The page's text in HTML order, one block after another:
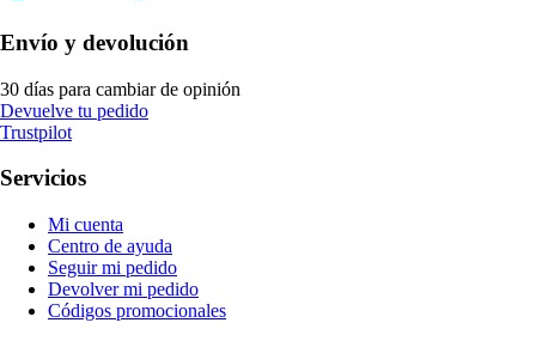
Envío y devolución
30 días para cambiar de opinión
Devuelve tu pedido
Trustpilot
Servicios
Mi cuenta
Centro de ayuda
Seguir mi pedido
Devolver mi pedido
Códigos promocionales